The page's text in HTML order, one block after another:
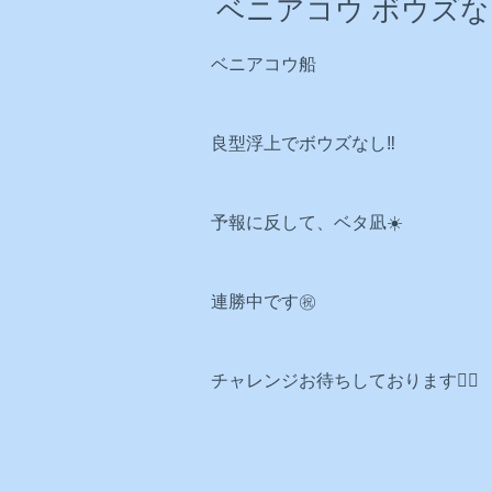
ベニアコウ ボウズ
ベニアコウ船
良型浮上でボウズなし‼️
予報に反して、ベタ凪☀️
連勝中です㊗️
チャレンジお待ちしております🙇‍♂️